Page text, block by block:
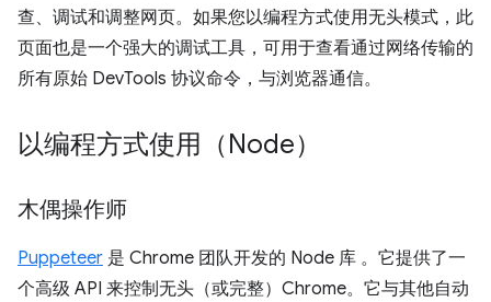
查、调试和调整网页。如果您以编程方式使用无头模式，此
页面也是一个强大的调试工具，可用于查看通过网络传输的
所有原始 DevTools 协议命令，与浏览器通信。
以编程方式使用（Node）
木偶操作师
Puppeteer 是 Chrome 团队开发的 Node 库 。它提供了一
个高级 API 来控制无头（或完整）Chrome。它与其他自动